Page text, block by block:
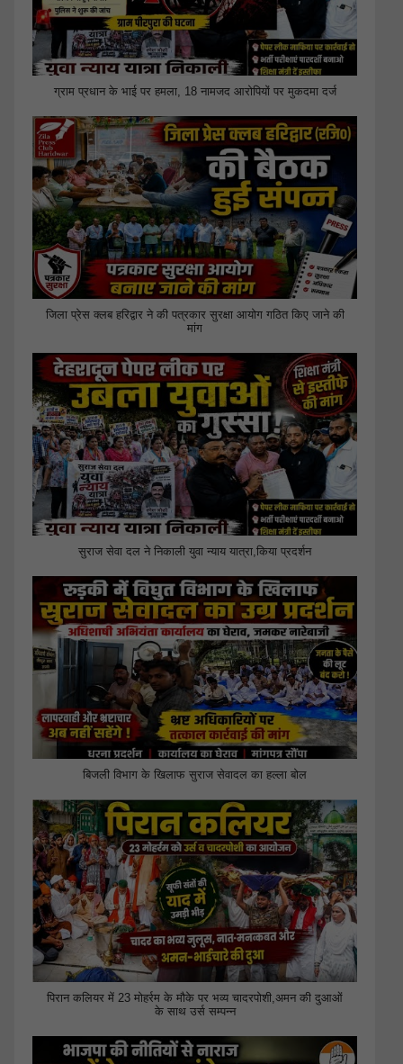
ग्राम प्रधान के भाई पर हमला, 18 नामजद आरोपियों पर मुकदमा दर्ज
जिला प्रेस क्लब हरिद्वार ने की पत्रकार सुरक्षा आयोग गठित किए जाने की
मांग
सुराज सेवा दल ने निकाली युवा न्याय यात्रा,किया प्रदर्शन
बिजली विभाग के खिलाफ सुराज सेवादल का हल्ला बोल
पिरान कलियर में 23 मोहर्रम के मौके पर भव्य चादरपोशी,अमन की दुआओं
के साथ उर्स सम्पन्न